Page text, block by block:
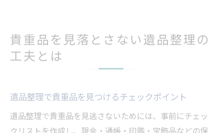
貴重品を見落とさない遺品整理の
工夫とは
遺品整理で貴重品を見つけるチェックポイント
遺品整理で貴重品を見逃さないためには、事前にチェッ
クリストを作成し、現金・通帳・印鑑・宝飾品などの保